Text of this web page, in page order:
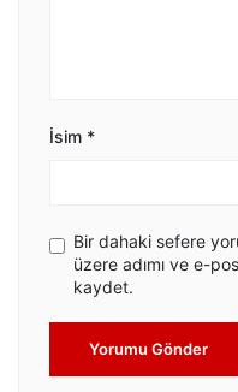
İsim *
Bir dahaki sefere
üzere adımı ve e-
kaydet.
Yorumu Gönder